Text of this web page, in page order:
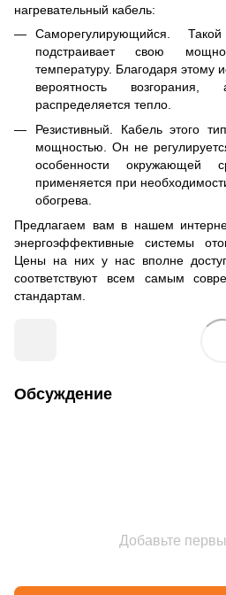
нагревательный кабель:
Саморегулирующийся.
подстраивает свою
температуру. Благодаря этому
вероятность
распределяется тепло.
Резистивный. Кабель этого
мощностью. Он не
особенности окружающей
применяется при
обогрева.
Предлагаем вам в нашем
энергоэффективные системы
Цены на них у нас вполне
соответствуют всем самым
стандартам.
Обсуждение
Добавьте